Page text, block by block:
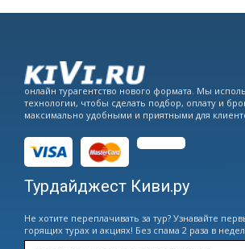
онлайн турагентство нового формата. Мы
технологии, чтобы сделать подбор, оплату и
максимально удобными и приятными для
Турдайджест Киви.ру
Не хотите переплачивать за тур? Узнавайте
горящих турах и акциях! Без спама 2 раза в